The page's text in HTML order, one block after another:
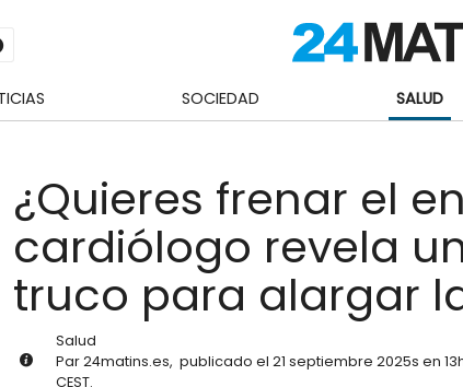
SOCIEDAD SALUD
¿Quieres frenar el
cardiólogo revela
truco para alargar
Salud
Par24matins.es, publicado el 21 septiembre 2025s en
CEST.